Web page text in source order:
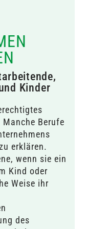
Kinder
Berufe
erklären.
wenn sie ein
Kind oder
Weise ihr
des